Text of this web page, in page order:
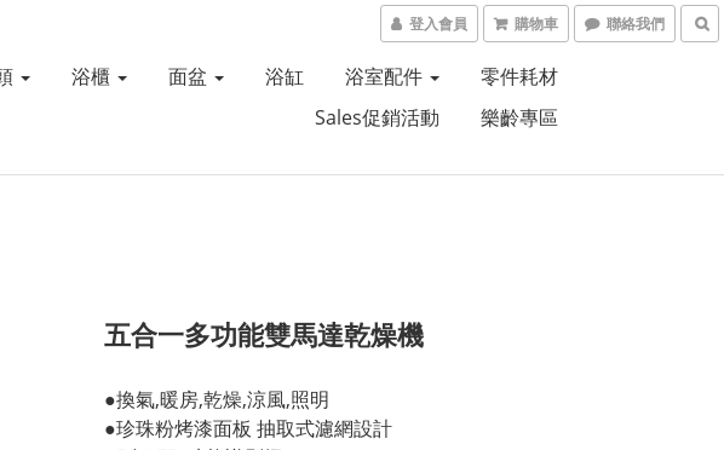
登入會員 購物車 聯絡我們
浴櫃 面盆 浴缸 浴室配件
零件耗材
Sales促銷活動
樂齡專區
五合一多功能雙馬達乾燥機
●換氣,暖房,乾燥,涼風,照明
●珍珠粉烤漆面板 抽取式濾網設計